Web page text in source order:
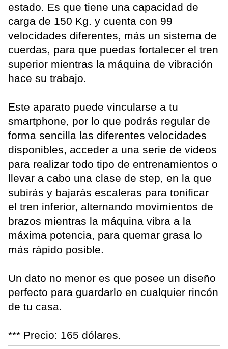
estado. Es que tiene una capacidad de
carga de 150 Kg. y cuenta con 99
velocidades diferentes, más un sistema de
cuerdas, para que puedas fortalecer el tren
superior mientras la máquina de vibración
hace su trabajo.
Este aparato puede vincularse a tu
smartphone, por lo que podrás regular de
forma sencilla las diferentes velocidades
disponibles, acceder a una serie de videos
para realizar todo tipo de entrenamientos o
llevar a cabo una clase de step, en la que
subirás y bajarás escaleras para tonificar
el tren inferior, alternando movimientos de
brazos mientras la máquina vibra a la
máxima potencia, para quemar grasa lo
más rápido posible.
Un dato no menor es que posee un diseño
perfecto para guardarlo en cualquier rincón
de tu casa.
*** Precio: 165 dólares.